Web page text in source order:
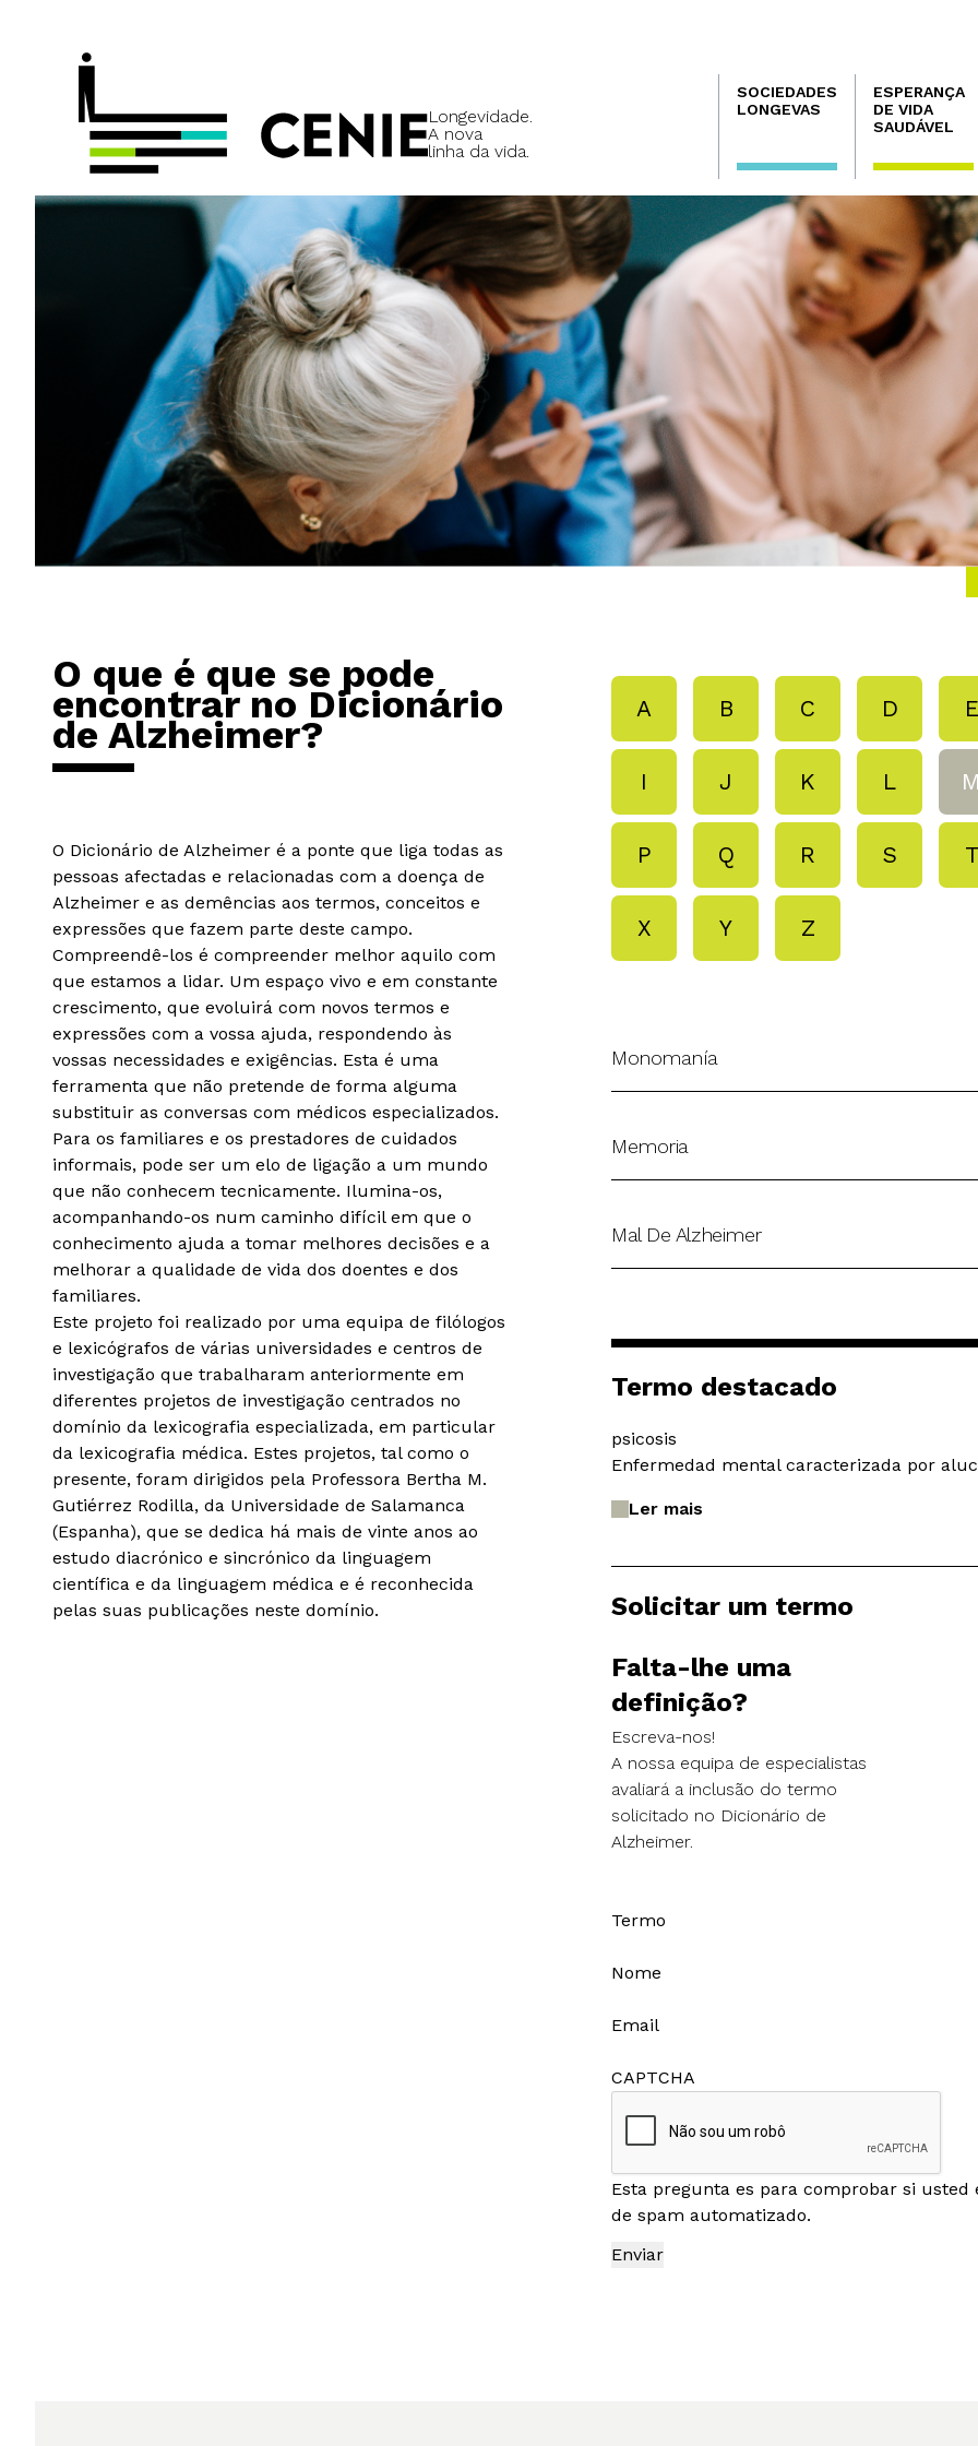
Longevidade.
A nova
linha da vida.
Navegación
principal
SOCIEDADES
LONGEVAS
ESPERANÇA
DE VIDA
SAUDÁVEL
O que é que se pode
encontrar no Dicionário
de Alzheimer?
O Dicionário de Alzheimer é a ponte que liga todas as
pessoas afectadas e relacionadas com a doença de
Alzheimer e as demências aos termos, conceitos e
expressões que fazem parte deste campo.
Compreendê-los é compreender melhor aquilo com
que estamos a lidar. Um espaço vivo e em constante
crescimento, que evoluirá com novos termos e
expressões com a vossa ajuda, respondendo às
vossas necessidades e exigências. Esta é uma
ferramenta que não pretende de forma alguma
substituir as conversas com médicos especializados.
Para os familiares e os prestadores de cuidados
informais, pode ser um elo de ligação a um mundo
que não conhecem tecnicamente. Ilumina-os,
acompanhando-os num caminho difícil em que o
conhecimento ajuda a tomar melhores decisões e a
melhorar a qualidade de vida dos doentes e dos
familiares.
Este projeto foi realizado por uma equipa de filólogos
e lexicógrafos de várias universidades e centros de
investigação que trabalharam anteriormente em
diferentes projetos de investigação centrados no
domínio da lexicografia especializada, em particular
da lexicografia médica. Estes projetos, tal como o
presente, foram dirigidos pela Professora Bertha M.
Gutiérrez Rodilla, da Universidade de Salamanca
(Espanha), que se dedica há mais de vinte anos ao
estudo diacrónico e sincrónico da linguagem
científica e da linguagem médica e é reconhecida
pelas suas publicações neste domínio.
A B C D E
I J K L M
P Q R S T
X Y Z
Monomanía
Memoria
Mal De Alzheimer
Termo destacado
psicosis
Enfermedad mental caracterizada por
Ler mais
Solicitar um termo
Falta-lhe uma
definição?
Escreva-nos!
A nossa equipa de especialistas
avaliará a inclusão do termo
solicitado no Dicionário de
Alzheimer.
Termo
Nome
Email
CAPTCHA
Esta pregunta es para comprobar si
de spam automatizado.